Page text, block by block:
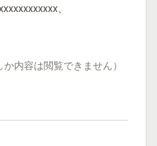
、
内容は閲覧できません）